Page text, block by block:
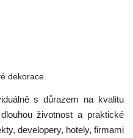
dekorace.
s důrazem na kvalitu
životnost a praktické
developery, hotely, firmami